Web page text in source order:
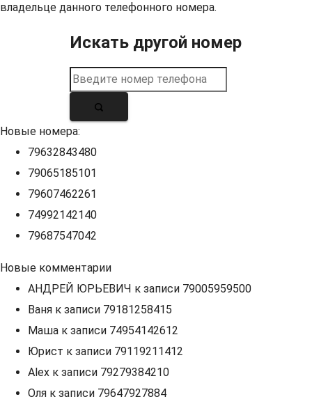
владельце данного телефонного номера.
Искать другой номер
Новые номера:
79632843480
79065185101
79607462261
74992142140
79687547042
Новые комментарии
АНДРЕЙ ЮРЬЕВИЧ к записи 79005959500
Ваня к записи 79181258415
Маша к записи 74954142612
Юрист к записи 79119211412
Alex к записи 79279384210
Оля к записи 79647927884